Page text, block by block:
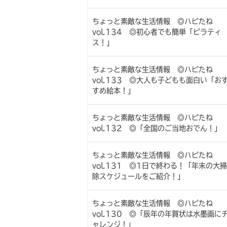
ちょっと素敵な生活情報 ◎ハピたね
vol.134 ◎初心者でも簡単「ピラティ
ス！」
ちょっと素敵な生活情報 ◎ハピたね
vol.133 ◎大人も子どもも面白い「お
すめ絵本！」
ちょっと素敵な生活情報 ◎ハピたね
vol.132 ◎「全国のご当地おでん！」
ちょっと素敵な生活情報 ◎ハピたね
vol.131 ◎1日で終わる！「年末の大掃
除スケジュールをご紹介！」
ちょっと素敵な生活情報 ◎ハピたね
vol.130 ◎「辰年の年賀状は水墨画に
ャレンジ！」